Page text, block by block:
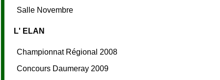
Salle Novembre
L' ELAN
Championnat Régional 2008
Concours Daumeray 2009